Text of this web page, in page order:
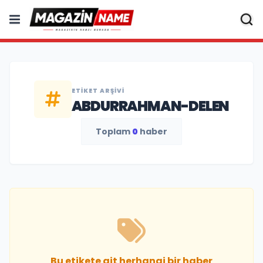
ETIKET ARŞIVI
ABDURRAHMAN-DELEN
Toplam 0 haber